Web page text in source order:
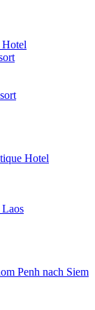
Hotel
Laos
Penh nach Siem